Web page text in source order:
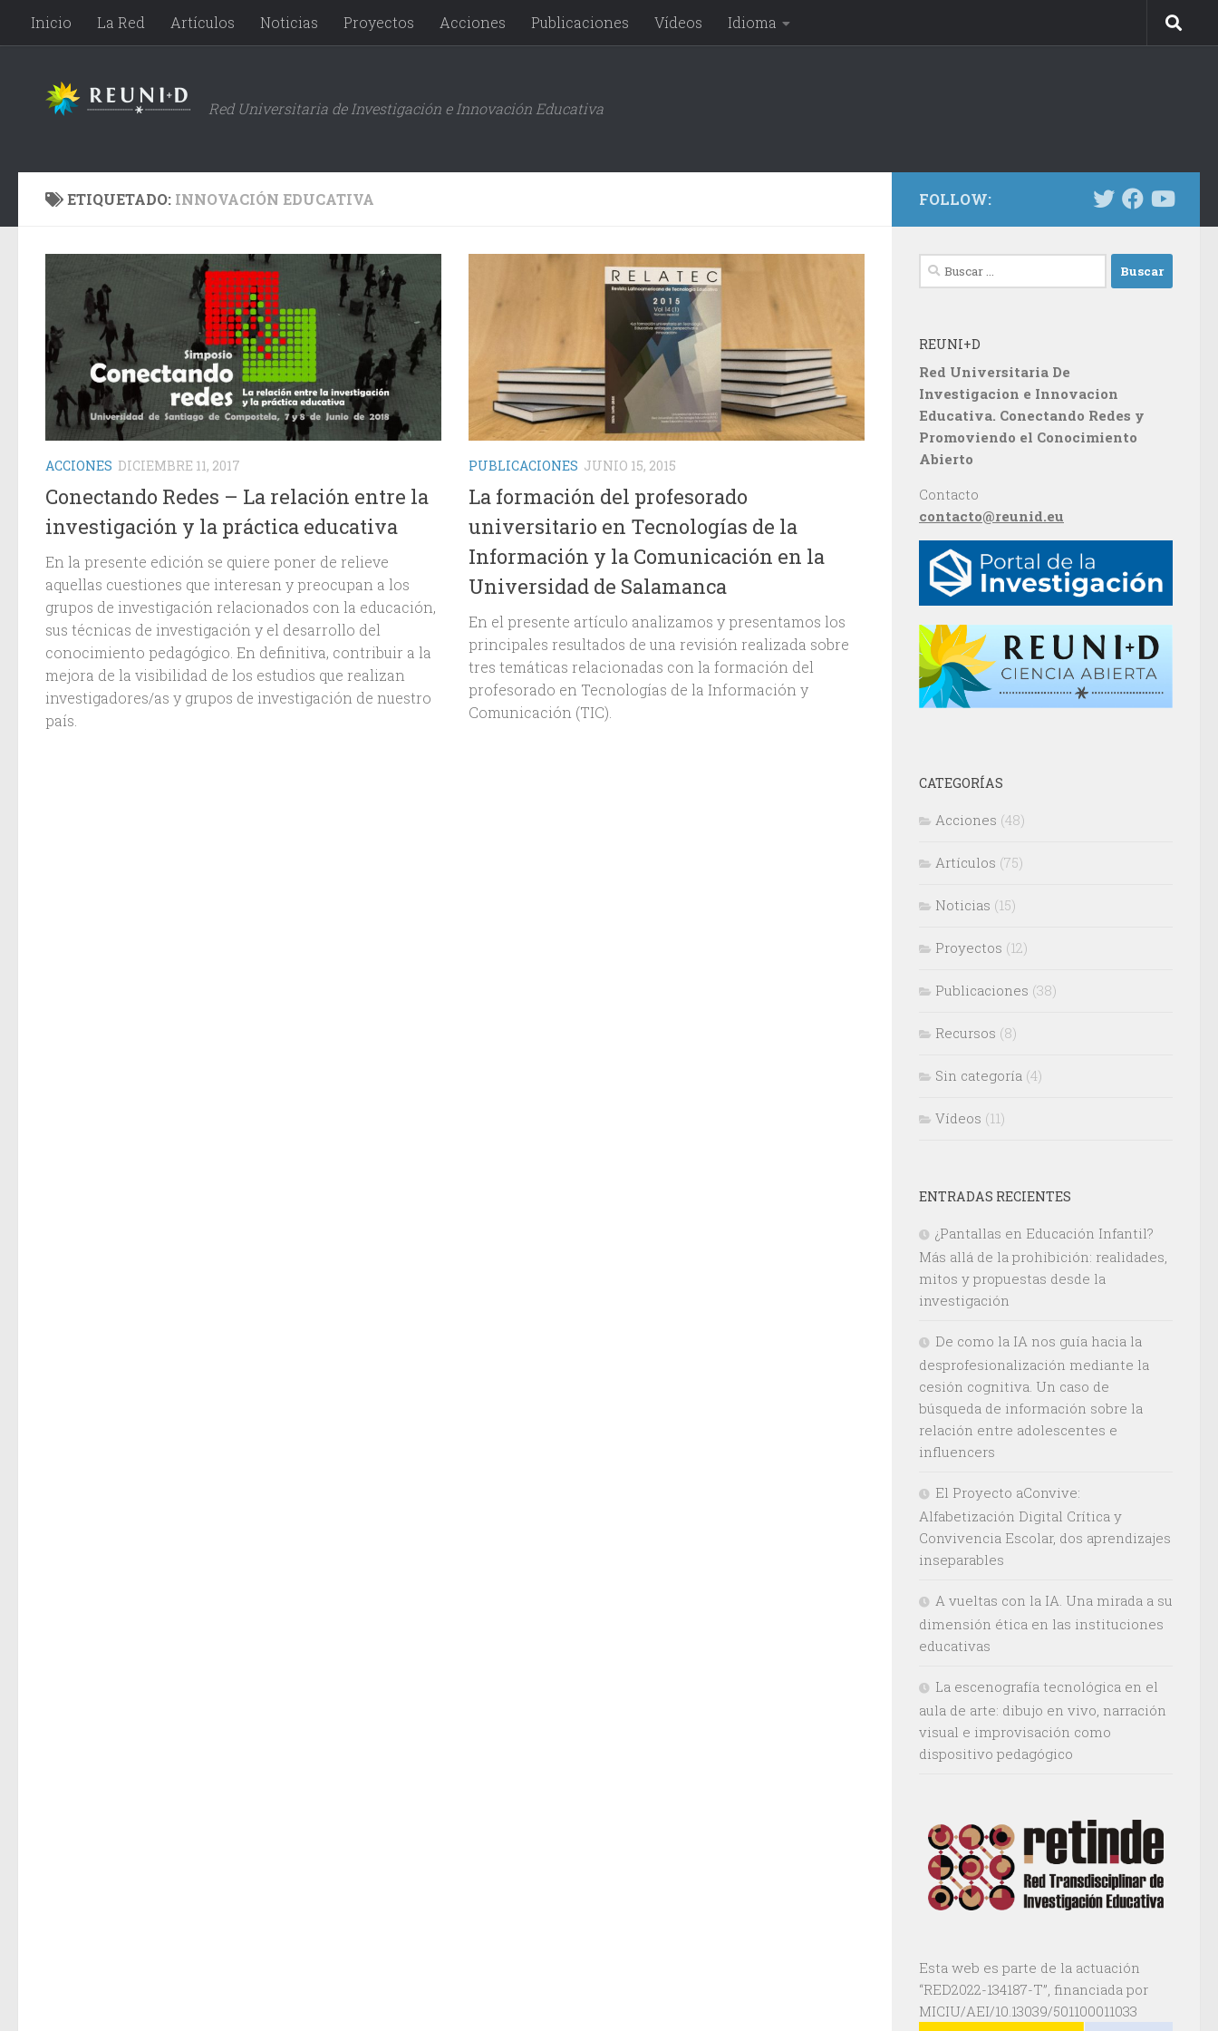
Saltar al contenido
Inicio La Red Artículos Noticias Proyectos Acciones Publicaciones Vídeos Idioma
Red Universitaria de Investigación e Innovación Educativa
ETIQUETADO: INNOVACIÓN EDUCATIVA
ACCIONES DICIEMBRE 11, 2017
Conectando Redes – La relación entre la
investigación y la práctica educativa
En la presente edición se quiere poner de relieve
aquellas cuestiones que interesan y preocupan a los
grupos de investigación relacionados con la educación,
sus técnicas de investigación y el desarrollo del
conocimiento pedagógico. En definitiva, contribuir a la
mejora de la visibilidad de los estudios que realizan
investigadores/as y grupos de investigación de nuestro
país.
PUBLICACIONES JUNIO 15, 2015
La formación del profesorado
universitario en Tecnologías de la
Información y la Comunicación en la
Universidad de Salamanca
En el presente artículo analizamos y presentamos los
principales resultados de una revisión realizada sobre
tres temáticas relacionadas con la formación del
profesorado en Tecnologías de la Información y
Comunicación (TIC).
FOLLOW:
Buscar:
REUNI+D
Red Universitaria De
Investigacion e Innovacion
Educativa. Conectando Redes y
Promoviendo el Conocimiento
Abierto
Contacto
contacto@reunid.eu
CATEGORÍAS
Acciones (48)
Artículos (75)
Noticias (15)
Proyectos (12)
Publicaciones (38)
Recursos (8)
Sin categoría (4)
Vídeos (11)
ENTRADAS RECIENTES
¿Pantallas en Educación Infantil?
Más allá de la prohibición: realidades,
mitos y propuestas desde la
investigación
De como la IA nos guía hacia la
desprofesionalización mediante la
cesión cognitiva. Un caso de
búsqueda de información sobre la
relación entre adolescentes e
influencers
El Proyecto aConvive:
Alfabetización Digital Crítica y
Convivencia Escolar, dos aprendizajes
inseparables
A vueltas con la IA. Una mirada a su
dimensión ética en las instituciones
educativas
La escenografía tecnológica en el
aula de arte: dibujo en vivo, narración
visual e improvisación como
dispositivo pedagógico
Esta web es parte de la actuación
“RED2022-134187-T”, financiada por
MICIU/AEI/10.13039/501100011033